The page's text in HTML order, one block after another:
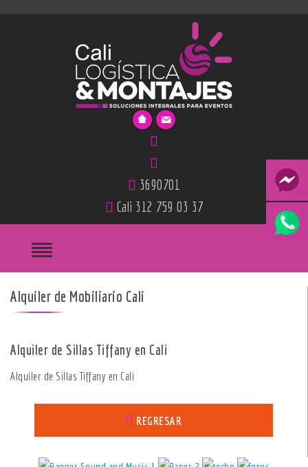
3690701
Cali 312 759 03 37
Alquiler de Mobiliario Cali
Alquiler de Sillas Tiffany en Cali
Alquiler de Sillas Tiffany en Cali
REGRESAR